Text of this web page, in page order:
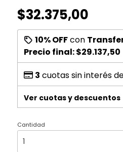
$32.375,00
10% OFFcon
Precio final:$29.137,50
3 cuotas sin interés
Ver cuotas y descuentos
Cantidad